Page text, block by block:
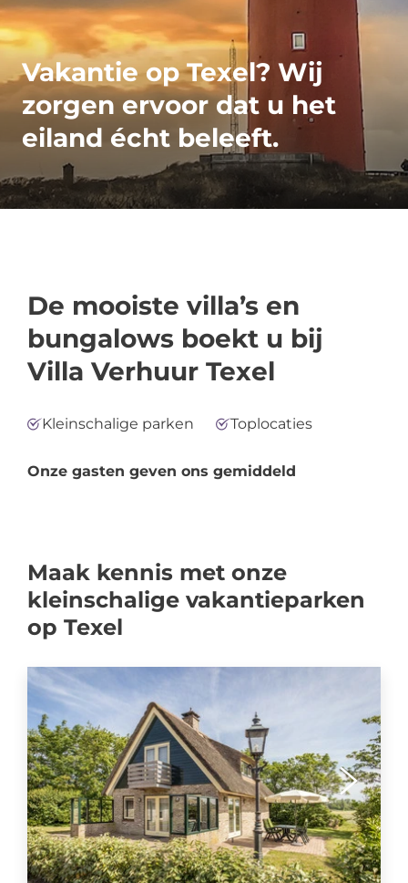
Vakantie op Texel? Wij
zorgen ervoor dat u het
eiland écht beleeft.
De mooiste villa’s en
bungalows boekt u bij
Villa Verhuur Texel
Kleinschalige parken Toplocaties
Onze gasten geven ons gemiddeld
Maak kennis met onze
kleinschalige vakantieparken
op Texel